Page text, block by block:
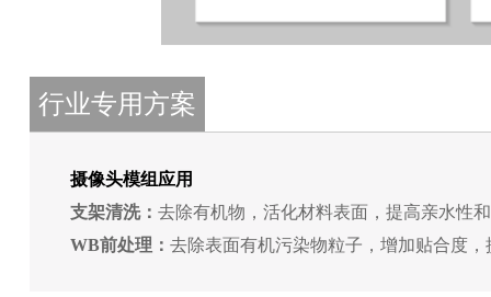
行业专用方案
摄像头模组应用
支架清洗： 去除有机物，活化材料表面，提高亲水性
WB前处理： 去除表面有机污染物粒子，增加贴合度，